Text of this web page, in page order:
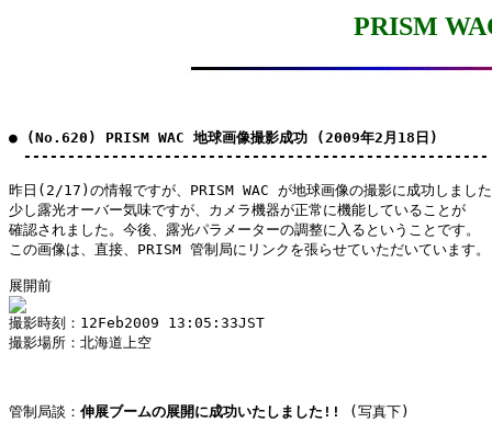
PRISM
● (No.620) PRISM WAC 地球画像撮影成功 (2009年2月18日)
-----------------------------------------------------
昨日(2/17)の情報ですが、PRISM WAC が地球画像の撮影に成功しまし
少し露光オーバー気味ですが、カメラ機器が正常に機能していることが
確認されました。今後、露光パラメーターの調整に入るということです。
この画像は、直接、PRISM 管制局にリンクを張らせていただいています。
撮影場所：北海道上空
管制局談： 伸展ブームの展開に成功いたしました!! (写真下)